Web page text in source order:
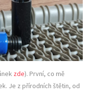
zde). První, co mě
Je z přírodních štětin, od